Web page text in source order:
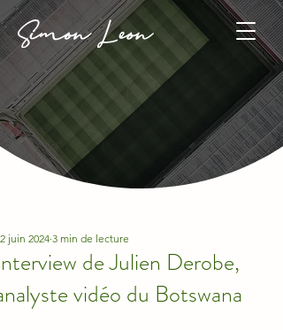
de Julien Derobe,
vidéo du Botswana
juin 2024 3 min de lecture